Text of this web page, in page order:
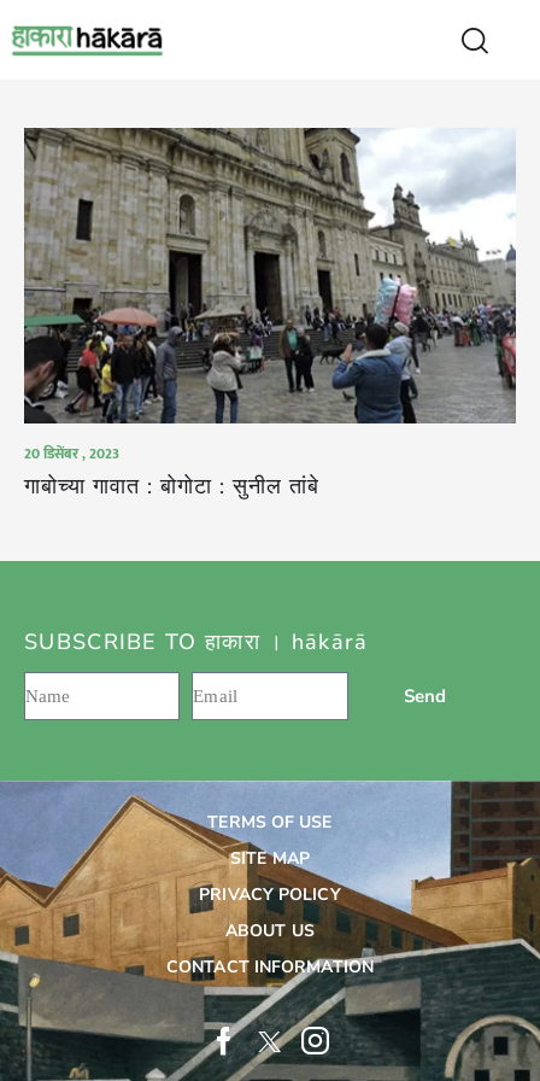
20 डिसेंबर , 2023
गाबोच्या गावात : बोगोटा : सुनील तांबे
SUBSCRIBE TO हाकारा । hākārā
Send
TERMS OF USE
SITE MAP
PRIVACY POLICY
ABOUT US
CONTACT INFORMATION